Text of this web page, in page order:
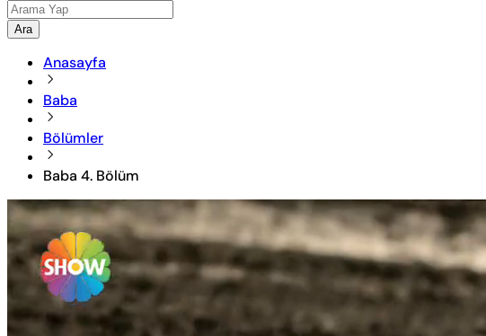
Ara
Anasayfa
Baba
Bölümler
Baba 4. Bölüm